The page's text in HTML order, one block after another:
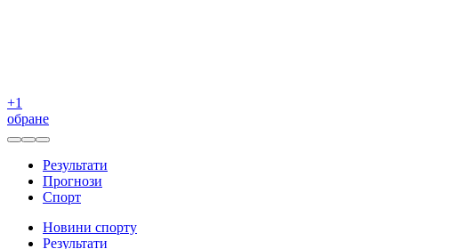
+1
обране
Результати
Прогнози
Спорт
Новини спорту
Результати